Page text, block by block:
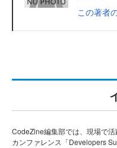
この著者
CodeZine編集部では、現場で
カンファレンス「Developers